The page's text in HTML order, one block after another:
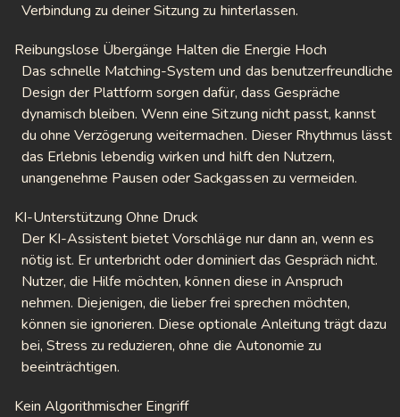
Verbindung zu deiner Sitzung zu hinterlassen.
Reibungslose Übergänge Halten die Energie Hoch
Das schnelle Matching-System und das benutzerfreundliche
Design der Plattform sorgen dafür, dass Gespräche
dynamisch bleiben. Wenn eine Sitzung nicht passt, kannst
du ohne Verzögerung weitermachen. Dieser Rhythmus lässt
das Erlebnis lebendig wirken und hilft den Nutzern,
unangenehme Pausen oder Sackgassen zu vermeiden.
KI-Unterstützung Ohne Druck
Der KI-Assistent bietet Vorschläge nur dann an, wenn es
nötig ist. Er unterbricht oder dominiert das Gespräch nicht.
Nutzer, die Hilfe möchten, können diese in Anspruch
nehmen. Diejenigen, die lieber frei sprechen möchten,
können sie ignorieren. Diese optionale Anleitung trägt dazu
bei, Stress zu reduzieren, ohne die Autonomie zu
beeinträchtigen.
Kein Algorithmischer Eingriff